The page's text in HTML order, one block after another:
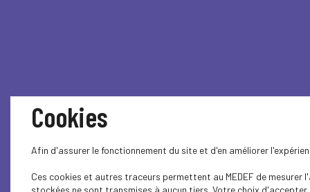
Cookies
Afin d'assurer le fonctionnement du site et d'en améliorer
Ces cookies et autres traceurs permettent au MEDEF de
stockées ne sont transmises à aucun tiers. Votre choix